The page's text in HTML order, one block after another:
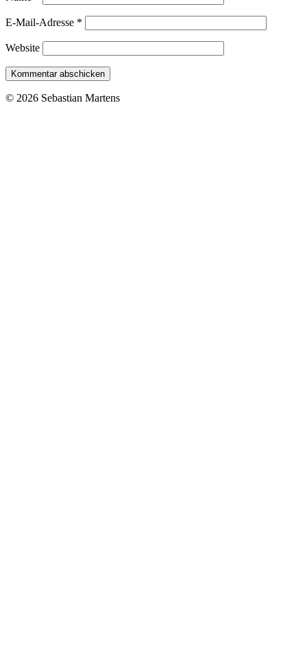
E-Mail-Adresse *
Website
© 2026 Sebastian Martens